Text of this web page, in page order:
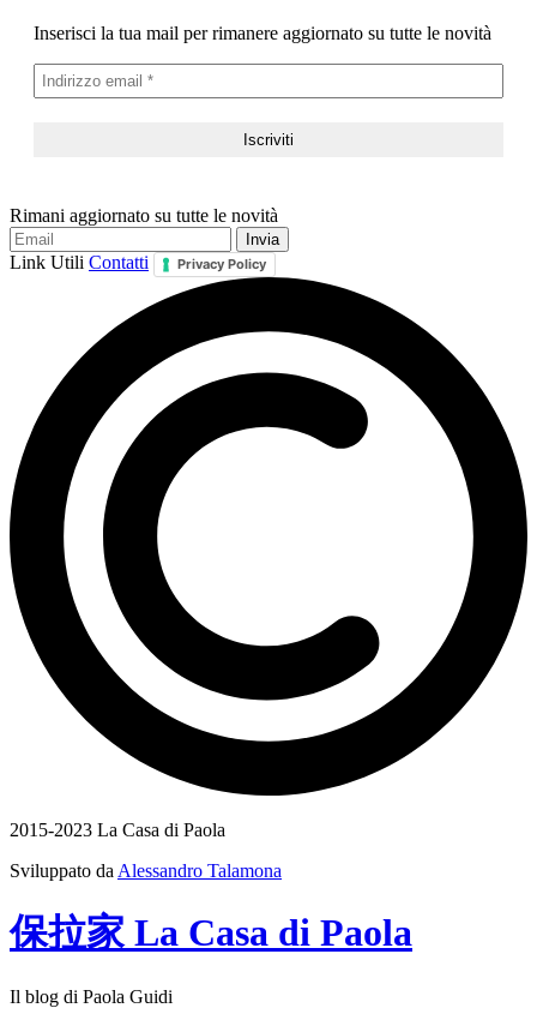
Inserisci la tua mail per rimanere aggiornato su tutte le novità
Rimani aggiornato su tutte le novità
Link Utili Contatti Privacy Policy
2015-2023 La Casa di Paola
Sviluppato da Alessandro Talamona
保拉家 La Casa di Paola
Il blog di Paola Guidi